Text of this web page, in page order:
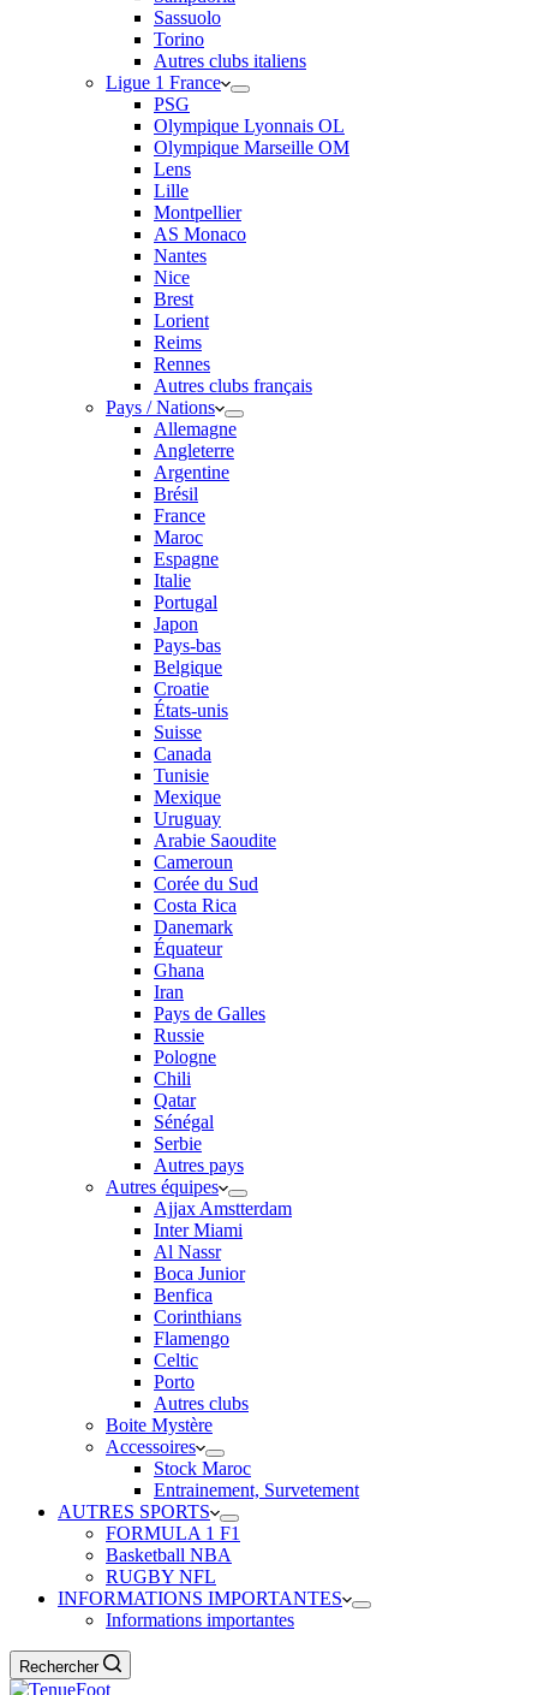
Sassuolo
Torino
Autres clubs italiens
Ligue 1 France
PSG
Olympique Lyonnais OL
Olympique Marseille OM
Lens
Lille
Montpellier
AS Monaco
Nantes
Nice
Brest
Lorient
Reims
Rennes
Autres clubs français
Pays / Nations
Allemagne
Angleterre
Argentine
Brésil
France
Maroc
Espagne
Italie
Portugal
Japon
Pays-bas
Belgique
Croatie
États-unis
Suisse
Canada
Tunisie
Mexique
Uruguay
Arabie Saoudite
Cameroun
Corée du Sud
Costa Rica
Danemark
Équateur
Ghana
Iran
Pays de Galles
Russie
Pologne
Chili
Qatar
Sénégal
Serbie
Autres pays
Autres équipes
Ajjax Amstterdam
Inter Miami
Al Nassr
Boca Junior
Benfica
Corinthians
Flamengo
Celtic
Porto
Autres clubs
Boite Mystère
Accessoires
Stock Maroc
Entrainement, Survetement
AUTRES SPORTS
FORMULA 1 F1
Basketball NBA
RUGBY NFL
INFORMATIONS IMPORTANTES
Informations importantes
Rechercher